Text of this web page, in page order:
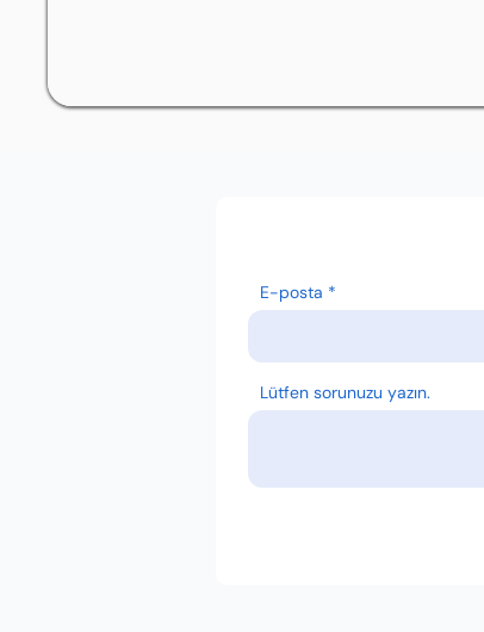
E-posta
Lütfen sorunuzu yazın.